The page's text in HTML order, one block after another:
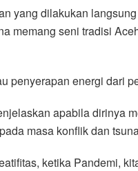
yang dilakukan
memang seni tradisi
penyerapan energi dari
apabila dirinya
masa konflik dan
ketika Pandemi,